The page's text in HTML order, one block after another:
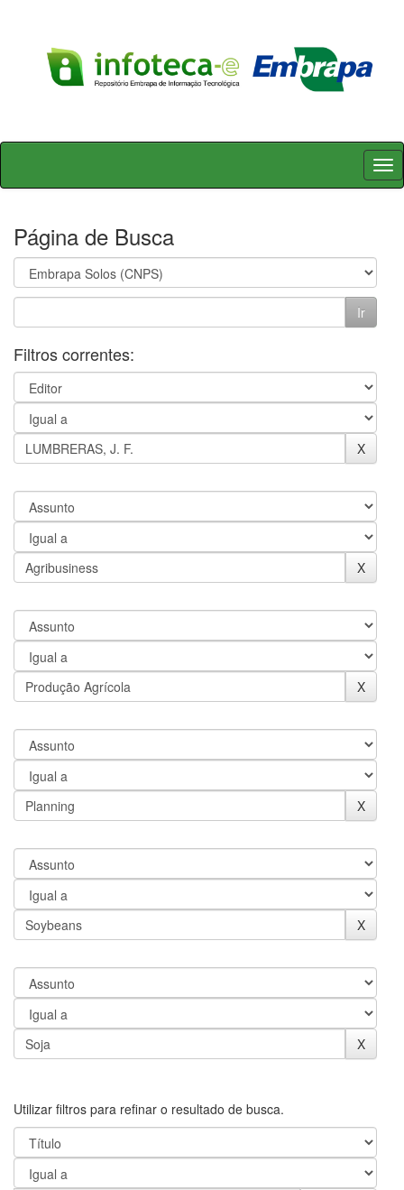
Skip
Página de Busca
Filtros correntes:
Utilizar filtros para refinar o resultado de busca.